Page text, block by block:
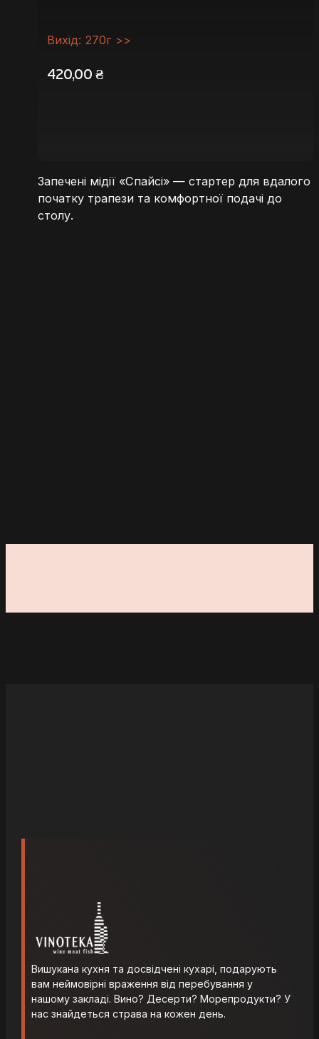
Вихід: 270г >>
420,00₴
Запечені мідії «Спайсі» — стартер для вдалого
початку трапези та комфортної подачі до
столу.
Вишукана кухня та досвідчені кухарі, подарують
вам неймовірні враження від перебування у
нашому закладі. Вино? Десерти? Морепродукти? У
нас знайдеться страва на кожен день.